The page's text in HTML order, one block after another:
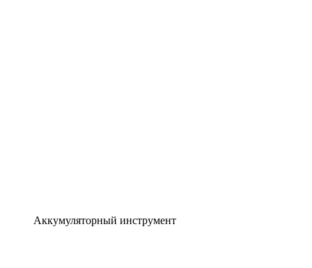
Аккумуляторный инструмент